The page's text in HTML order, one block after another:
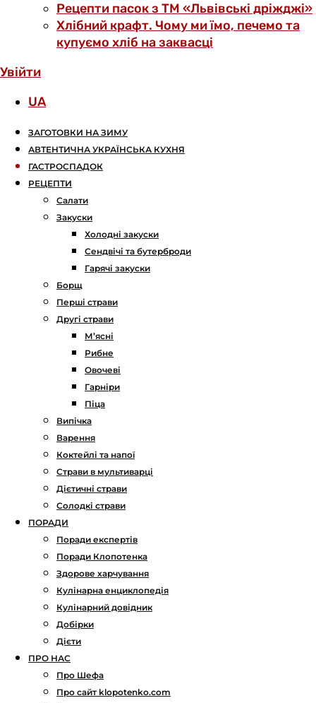
Рецепти пасок з ТМ «Львівські дріжджі»
Хлібний крафт. Чому ми їмо, печемо та
купуємо хліб на заквасці
Увійти
UA
ЗАГОТОВКИ НА ЗИМУ
АВТЕНТИЧНА УКРАЇНСЬКА КУХНЯ
ГАСТРОСПАДОК
РЕЦЕПТИ
Салати
Закуски
Холодні закуски
Сендвічі та бутерброди
Гарячі закуски
Борщ
Перші страви
Другі страви
М’ясні
Рибне
Овочеві
Гарніри
Піца
Випічка
Варення
Коктейлі та напої
Страви в мультиварці
Дієтичні страви
Солодкі страви
ПОРАДИ
Поради експертів
Поради Клопотенка
Здорове харчування
Кулінарна енциклопедія
Кулінарний довідник
Добірки
Дієти
ПРО НАС
Про Шефа
Про сайт klopotenko.com